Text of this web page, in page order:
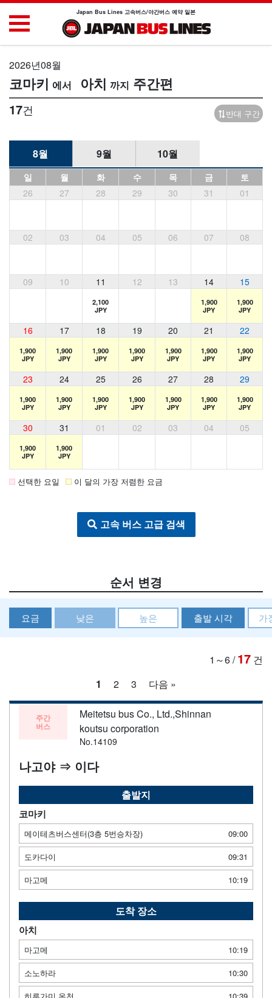
Japan Bus Lines 고속버스/야간버스 예약 일본
2026년08월
코마키 아치 주간편
17건 반대 구간
8월 9월 10월
일 월 화 수 목 금
토
26
27 28 29 30 31 01
02 03 04 05 06 07 08
09 10 11 12 13 14 15
2,100
JPY
1,900
JPY
1,900
JPY
16 17 18 19 20 21 22
1,900
JPY
1,900
JPY
1,900
JPY
1,900
JPY
1,900
JPY
1,900
JPY
1,900
JPY
23 24 25 26 27 28 29
1,900
JPY
1,900
JPY
1,900
JPY
1,900
JPY
1,900
JPY
1,900
JPY
1,900
JPY
30 31 01 02 03 04 05
1,900
JPY
1,900
JPY
선택한 요일 이 달의 가장 저렴한 요금
고속 버스 고급 검색
순서 변경
요금 낮은 높은 출발 시각 가
1～6/17 건
1
2 3 다음 »
주간
버스
Meitetsu bus Co., Ltd.,Shinnan
koutsu corporation
No.14109
나고야 ⇒ 이다
출발지
코마키
메이테츠버스센터(3층 5번승차장)
09:00
도카다이
09:31
마고메
10:19
도착 장소
아치
마고메
10:19
소노하라
10:30
히루가미 온천
10:39